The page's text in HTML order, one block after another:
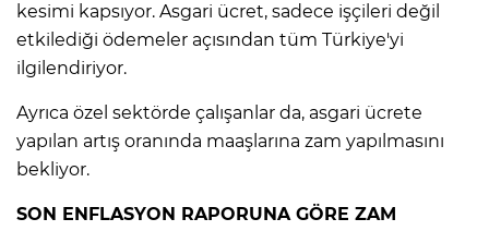
kesimi kapsıyor. Asgari ücret, sadece işçileri değil
etkilediği ödemeler açısından tüm Türkiye'yi
ilgilendiriyor.
Ayrıca özel sektörde çalışanlar da, asgari ücrete
yapılan artış oranında maaşlarına zam yapılmasını
bekliyor.
SON ENFLASYON RAPORUNA GÖRE ZAM